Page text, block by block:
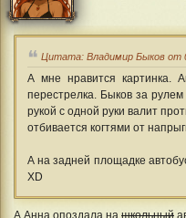
Цитата: Владимир Быков от
А мне нравится картинка.
перестрелка. Быков за
рукой с одной руки валит
отбивается когтями от
А на задней площадке
XD
А Анна опоздала на школьный